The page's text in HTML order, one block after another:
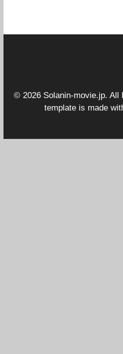
© 2026 Solanin-movie.jp. All
template is made